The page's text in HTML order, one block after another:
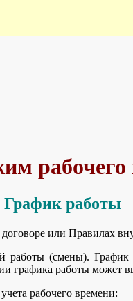
График работы
или Правилах
(смены). График
графика работы может
рабочего времени: